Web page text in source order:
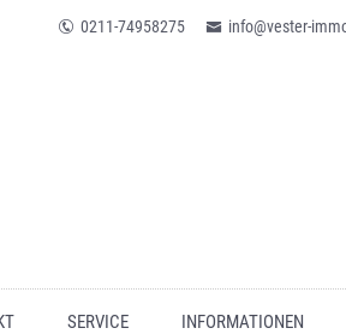
0211-74958275 info@vester-
SERVICE INFORMATIONEN